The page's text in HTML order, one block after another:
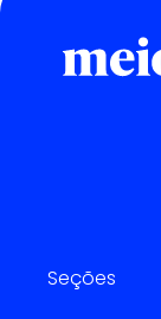
Seções